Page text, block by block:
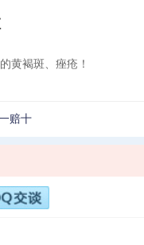
黄褐斑、痤疮！
赔十